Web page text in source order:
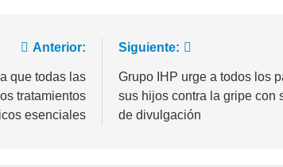
Anterior:
que todas las
tratamientos
esenciales
Siguiente:
Grupo IHP urge a todos los
sus hijos contra la gripe con
de divulgación